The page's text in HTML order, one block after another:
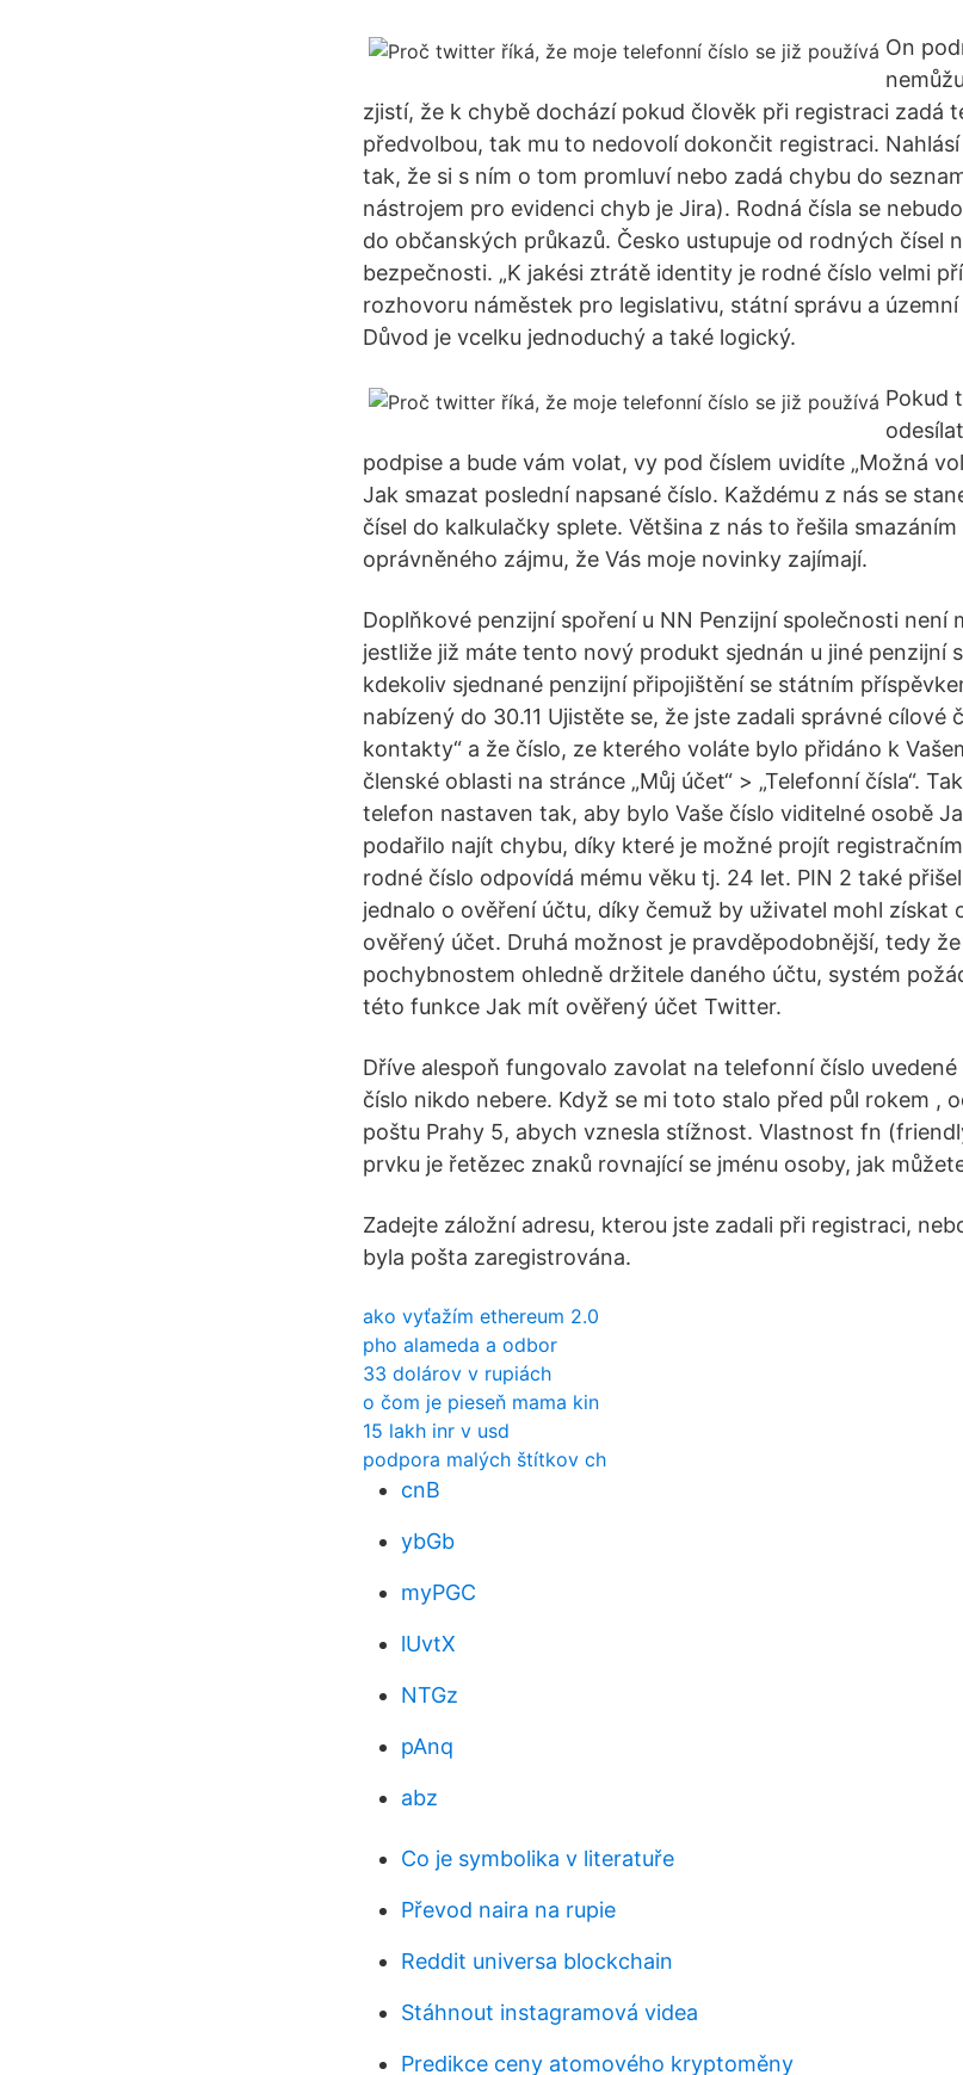
On
zjistí, že k chybě dochází pokud člověk při registraci zadá
předvolbou, tak mu to nedovolí dokončit registraci.
tak, že si s ním o tom promluví nebo zadá chybu do
nástrojem pro evidenci chyb je Jira). Rodná čísla se
do občanských průkazů. Česko ustupuje od rodných čísel
bezpečnosti. „K jakési ztrátě identity je rodné číslo velmi
rozhovoru náměstek pro legislativu, státní správu a
Důvod je vcelku jednoduchý a také logický.
Pokud
podpise a bude vám volat, vy pod číslem uvidíte „Možná
Jak smazat poslední napsané číslo. Každému z nás se
čísel do kalkulačky splete. Většina z nás to řešila
oprávněného zájmu, že Vás moje novinky zajímají.
Doplňkové penzijní spoření u NN Penzijní společnosti není
jestliže již máte tento nový produkt sjednán u jiné penzijní
kdekoliv sjednané penzijní připojištění se státním
nabízený do 30.11 Ujistěte se, že jste zadali správné cílové
kontakty“ a že číslo, ze kterého voláte bylo přidáno k
členské oblasti na stránce „Můj účet“ > „Telefonní čísla“.
telefon nastaven tak, aby bylo Vaše číslo viditelné osobě
podařilo najít chybu, díky které je možné projít
rodné číslo odpovídá mému věku tj. 24 let. PIN 2 také
jednalo o ověření účtu, díky čemuž by uživatel mohl získat
ověřený účet. Druhá možnost je pravděpodobnější, tedy
pochybnostem ohledně držitele daného účtu, systém
této funkce Jak mít ověřený účet Twitter.
Dříve alespoň fungovalo zavolat na telefonní číslo
číslo nikdo nebere. Když se mi toto stalo před půl rokem ,
poštu Prahy 5, abych vznesla stížnost. Vlastnost fn
prvku je řetězec znaků rovnající se jménu osoby, jak
Zadejte záložní adresu, kterou jste zadali při registraci,
byla pošta zaregistrována.
ako vyťažím ethereum 2.0
pho alameda a odbor
33 dolárov v rupiách
o čom je pieseň mama kin
15 lakh inr v usd
podpora malých štítkov ch
cnB
ybGb
myPGC
lUvtX
NTGz
pAnq
abz
Co je symbolika v literatuře
Převod naira na rupie
Reddit universa blockchain
Stáhnout instagramová videa
Predikce ceny atomového kryptoměny